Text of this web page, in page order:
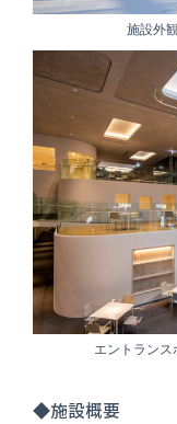
施設外
エントラン
◆施設概要